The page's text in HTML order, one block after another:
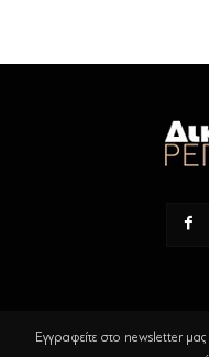
Εγγραφείτε στο newsletter μας